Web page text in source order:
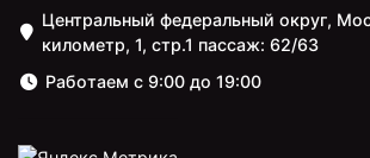
Корзины для белья на Santeh-
что идеально подходит для ваших
Низкие цены, высокое качество и
товаров вас приятно удивят!
Центральный федеральный округ,
километр, 1, стр.1 пассаж: 62/63
Работаем с 9:00 до 19:00